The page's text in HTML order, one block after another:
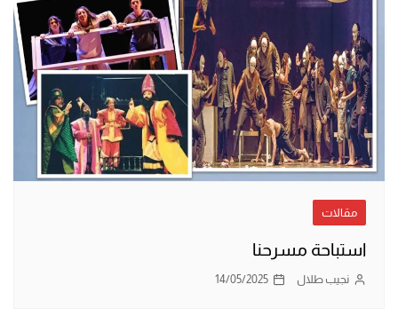
مقالات
استباحة مسرحنا
نجيب طلال 14/05/2025